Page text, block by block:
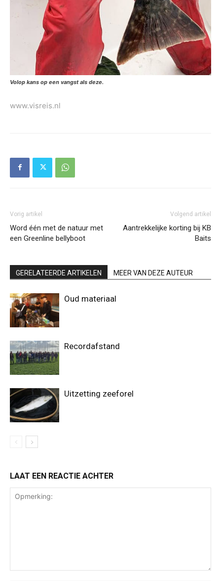
Volop kans op een vangst als deze.
www.visreis.nl
Vorig artikel
Word één met de natuur met
een Greenline bellyboot
Volgend artikel
Aantrekkelijke korting bij KB
Baits
GERELATEERDE ARTIKELEN MEER VAN DEZE AUTEUR
Oud materiaal
Recordafstand
Uitzetting zeeforel
LAAT EEN REACTIE ACHTER